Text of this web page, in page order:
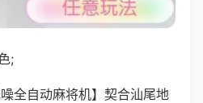
;
噪全自动麻将机】契合汕尾地